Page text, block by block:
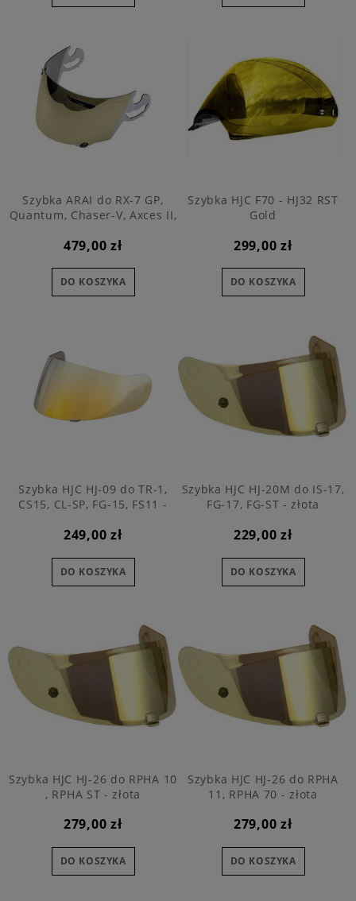
Szybka ARAI do RX-7 GP,
Quantum, Chaser-V, Axces II,
479,00 zł
DO KOSZYKA
Szybka HJC F70 - HJ32 RST
Gold
299,00 zł
DO KOSZYKA
Szybka HJC HJ-09 do TR-1,
CS15, CL-SP, FG-15, FS11 -
249,00 zł
DO KOSZYKA
Szybka HJC HJ-20M do IS-17,
FG-17, FG-ST - złota
229,00 zł
DO KOSZYKA
Szybka HJC HJ-26 do RPHA 10
, RPHA ST - złota
279,00 zł
DO KOSZYKA
Szybka HJC HJ-26 do RPHA
11, RPHA 70 - złota
279,00 zł
DO KOSZYKA